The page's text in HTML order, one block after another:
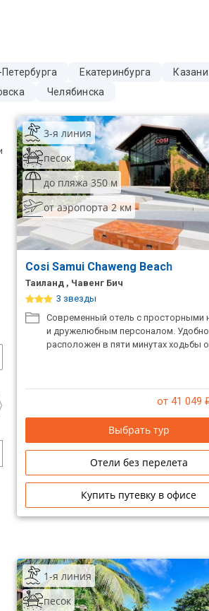
Екатеринбурга Казани
Челябинска
3-я линия
песок
до пляжа 350 м
от аэропорта 2 км
Cosi Samui Chaweng Beach
Таиланд , Чавенг Бич
3 звезды
Современный отель с просторными
и дружелюбным персоналом. Удобно
расположен в пяти минутах ходьбы
от 41 049
Выбрать тур
Отели без перелета
Купить путевку в офисе
1-я линия
песок